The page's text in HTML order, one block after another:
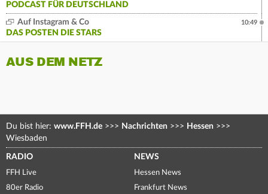
PODCAST FÜR DEUTSCHLAND
Auf Instagram & Co
DAS POSTEN DIE STARS
10:49
AUS DEM NETZ
Du bist hier: www.FFH.de >>> Nachrichten >>> Hessen >>>
Wiesbaden
RADIO
FFH Live
80er Radio
NEWS
Hessen News
Frankfurt News